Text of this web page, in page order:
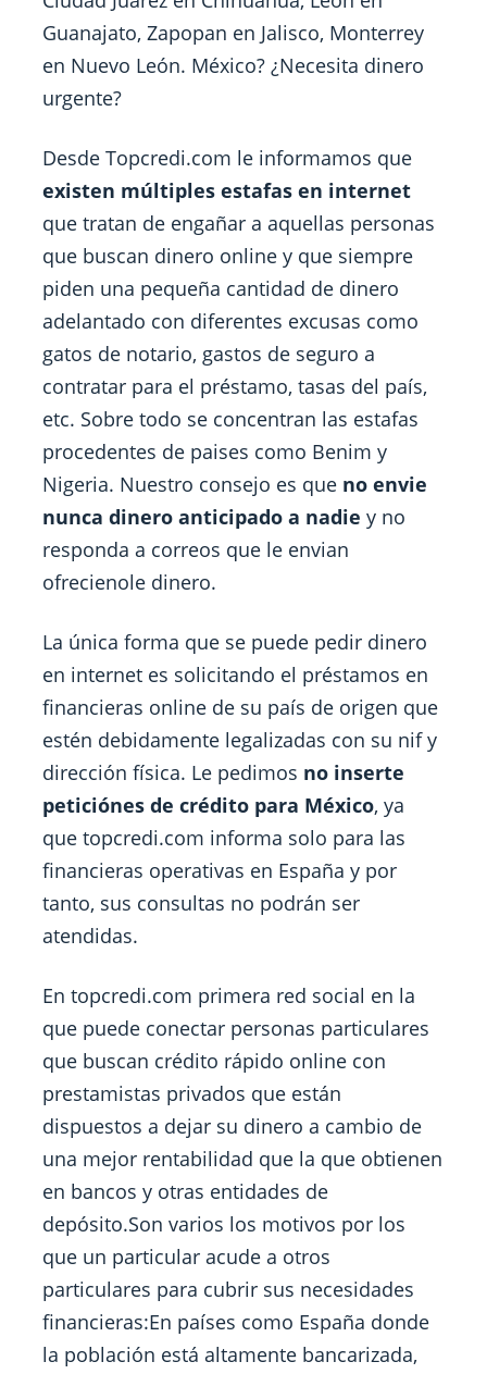
Guanajato, Zapopan en Jalisco, Monterrey
en Nuevo León. México? ¿Necesita dinero
urgente?
Desde Topcredi.com le informamos que
existen múltiples estafas en internet
que tratan de engañar a aquellas personas
que buscan dinero online y que siempre
piden una pequeña cantidad de dinero
adelantado con diferentes excusas como
gatos de notario, gastos de seguro a
contratar para el préstamo, tasas del país,
etc. Sobre todo se concentran las estafas
procedentes de paises como Benim y
Nigeria. Nuestro consejo es que no envie
nunca dinero anticipado a nadie y no
responda a correos que le envian
ofrecienole dinero.
La única forma que se puede pedir dinero
en internet es solicitando el préstamos en
financieras online de su país de origen que
estén debidamente legalizadas con su nif y
dirección física. Le pedimos no inserte
peticiónes de crédito para México, ya
que topcredi.com informa solo para las
financieras operativas en España y por
tanto, sus consultas no podrán ser
atendidas.
En topcredi.com primera red social en la
que puede conectar personas particulares
que buscan crédito rápido online con
prestamistas privados que están
dispuestos a dejar su dinero a cambio de
una mejor rentabilidad que la que obtienen
en bancos y otras entidades de
depósito.Son varios los motivos por los
que un particular acude a otros
particulares para cubrir sus necesidades
financieras:En países como España donde
la población está altamente bancarizada,